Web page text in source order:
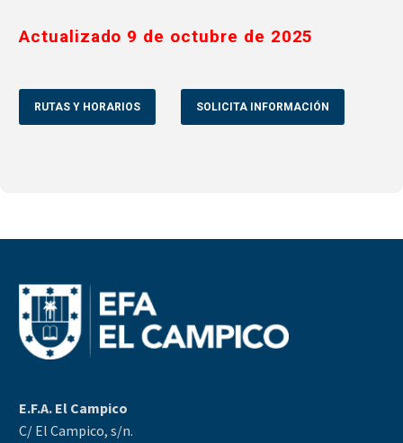
Actualizado 9 de octubre de 2025
RUTAS Y HORARIOS SOLICITA INFORMACIÓN
E.F.A. El Campico
C/ El Campico, s/n.